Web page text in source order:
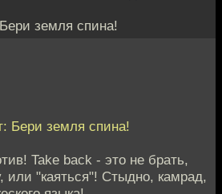
земля спина!
Бери земля спина!
Take back - это не брать,
или "каяться"! Стыдно, камрад,